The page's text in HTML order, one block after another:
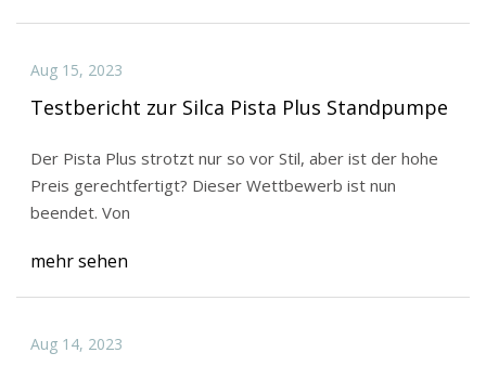
Aug 15, 2023
Testbericht zur Silca Pista Plus Standpumpe
Der Pista Plus strotzt nur so vor Stil, aber ist der hohe
Preis gerechtfertigt? Dieser Wettbewerb ist nun
beendet. Von
mehr sehen
Aug 14, 2023